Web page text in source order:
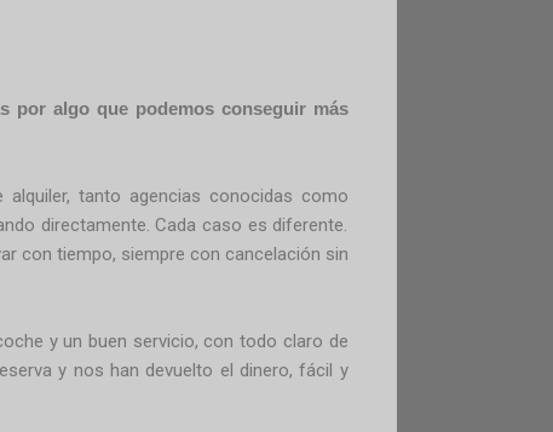
por algo que podemos conseguir más
tanto agencias conocidas como
directamente. Cada caso es diferente.
con tiempo, siempre con cancelación sin
y un buen servicio, con todo claro de
y nos han devuelto el dinero, fácil y